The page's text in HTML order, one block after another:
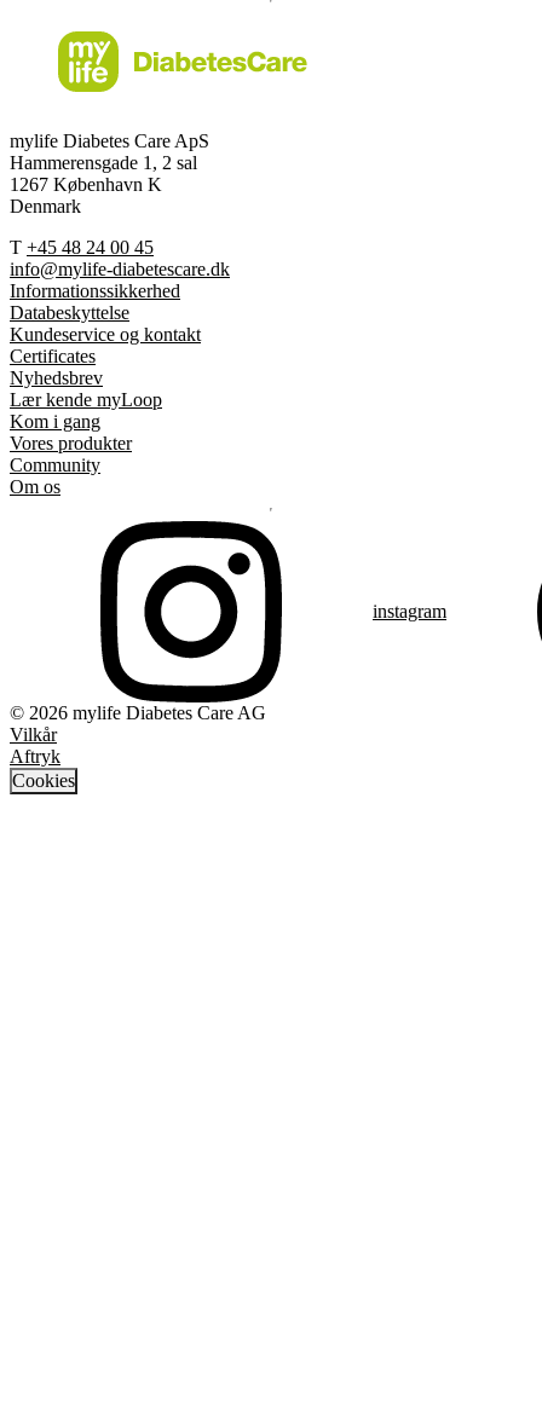
mylife Diabetes Care ApS
Hammerensgade 1, 2 sal
1267 København K
Denmark
T +45 48 24 00 45
info@mylife-diabetescare.dk
Informationssikkerhed
Databeskyttelse
Kundeservice og kontakt
Certificates
Nyhedsbrev
Lær kende myLoop
Kom i gang
Vores produkter
Community
Om os
instagram
© 2026 mylife Diabetes Care AG
Vilkår
Aftryk
Cookies